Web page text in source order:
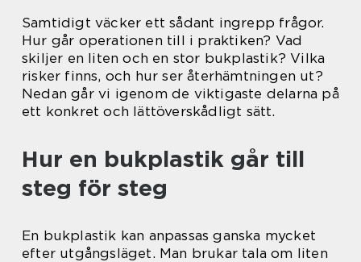
Samtidigt väcker ett sådant ingrepp frågor.
Hur går operationen till i praktiken? Vad
skiljer en liten och en stor bukplastik? Vilka
risker finns, och hur ser återhämtningen ut?
Nedan går vi igenom de viktigaste delarna på
ett konkret och lättöverskådligt sätt.
Hur en bukplastik går till
steg för steg
En bukplastik kan anpassas ganska mycket
efter utgångsläget. Man brukar tala om liten